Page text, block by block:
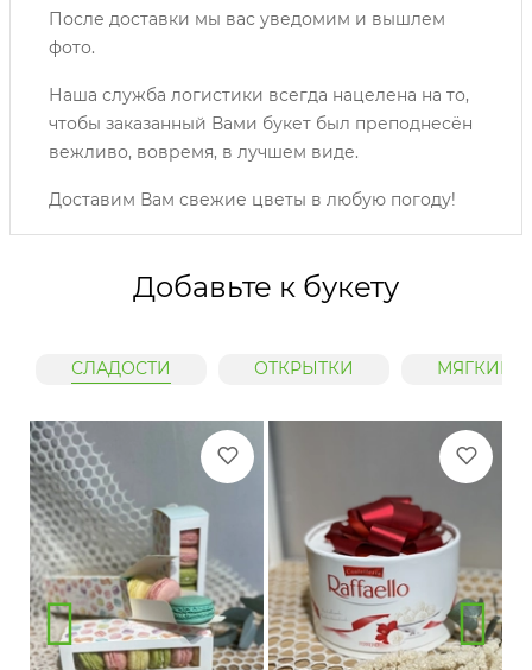
После доставки мы вас уведомим и вышлем
фото.
Наша служба логистики всегда нацелена на то,
чтобы заказанный Вами букет был преподнесён
вежливо, вовремя, в лучшем виде.
Доставим Вам свежие цветы в любую погоду!
Добавьте к букету
СЛАДОСТИ ОТКРЫТКИ МЯГКИЕ